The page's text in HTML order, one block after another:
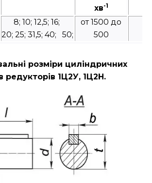
хв-1
8; 10; 12,5; 16;
20; 25; 31,5; 40; 50;
от 1500 до
500
розміри циліндричних
редукторів 1Ц2У, 1Ц2Н.